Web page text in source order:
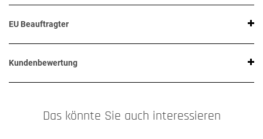
EU Beauftragter
Kundenbewertung
Das könnte Sie auch interessieren